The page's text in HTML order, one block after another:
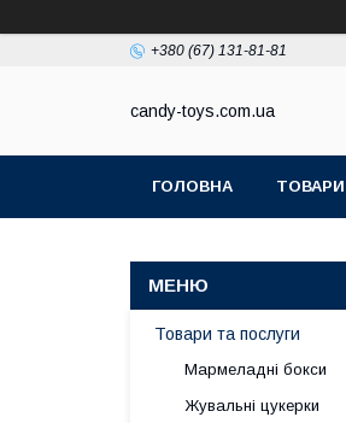
+380 (67) 131-81-81
candy-toys.com.ua
ГОЛОВНА
Товари та послуги
Мармеладні бокси
Жувальні цукерки